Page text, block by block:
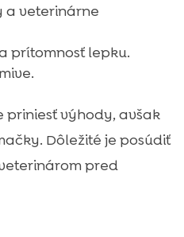
a veterinárne
prítomnosť lepku.
priniesť výhody, avšak
Dôležité je posúdiť
pred